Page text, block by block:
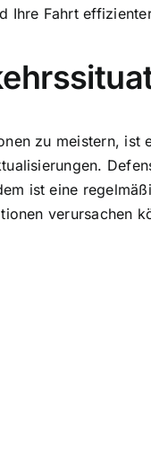
Ihre Fahrt
zu meistern,
ist eine
verursachen